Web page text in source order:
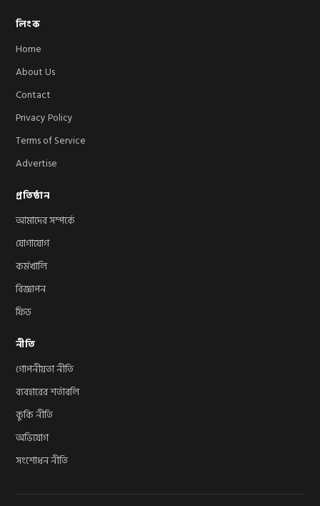
লিংক
Home
About Us
Contact
Privacy Policy
Terms of Service
Advertise
প্রতিষ্ঠান
আমাদের সম্পর্কে
যোগাযোগ
কর্মখালি
বিজ্ঞাপন
ফিড
নীতি
গোপনীয়তা নীতি
ব্যবহারের শর্তাবলি
কুকি নীতি
অভিযোগ
সংশোধন নীতি